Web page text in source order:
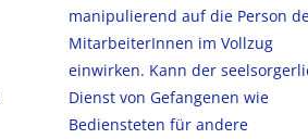
manipulierend auf die Person
MitarbeiterInnen im Vollzug
einwirken. Kann der
Dienst von Gefangenen wie
Bediensteten für andere